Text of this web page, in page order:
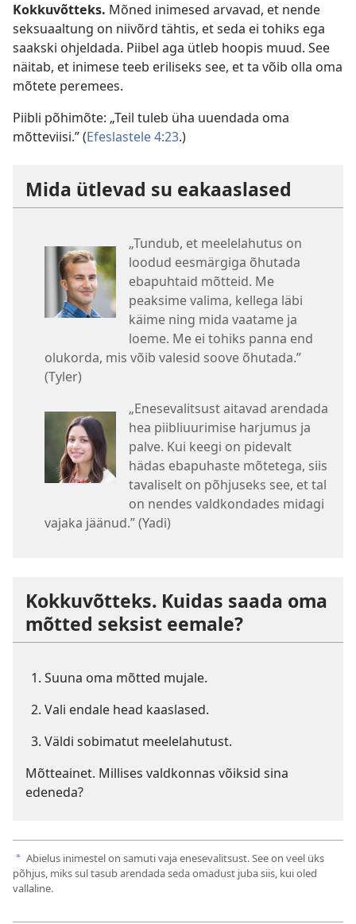
Kokkuvõtteks. Mõned inimesed arvavad, et nende
seksuaaltung on niivõrd tähtis, et seda ei tohiks ega
saakski ohjeldada. Piibel aga ütleb hoopis muud. See
näitab, et inimese teeb eriliseks see, et ta võib olla oma
mõtete peremees.
Piibli põhimõte: „Teil tuleb üha uuendada oma
mõtteviisi.” (Efeslastele 4:23.)
Mida ütlevad su eakaaslased
„Tundub, et meelelahutus on
loodud eesmärgiga õhutada
ebapuhtaid mõtteid. Me
peaksime valima, kellega läbi
käime ning mida vaatame ja
loeme. Me ei tohiks panna end
olukorda, mis võib valesid soove õhutada.”
(Tyler)
„Enesevalitsust aitavad arendada
hea piibliuurimise harjumus ja
palve. Kui keegi on pidevalt
hädas ebapuhaste mõtetega, siis
tavaliselt on põhjuseks see, et tal
on nendes valdkondades midagi
vajaka jäänud.” (Yadi)
Kokkuvõtteks. Kuidas saada oma
mõtted seksist eemale?
Suuna oma mõtted mujale.
Vali endale head kaaslased.
Väldi sobimatut meelelahutust.
Mõtteainet. Millises valdkonnas võiksid sina
edeneda?
a Abielus inimestel on samuti vaja enesevalitsust. See on veel üks
põhjus, miks sul tasub arendada seda omadust juba siis, kui oled
vallaline.